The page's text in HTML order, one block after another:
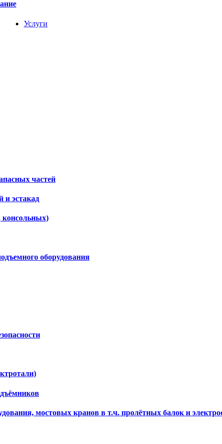
Услуги
частей
и эстакад
консольных)
оборудования
мостовых кранов в т.ч. пролётных балок и